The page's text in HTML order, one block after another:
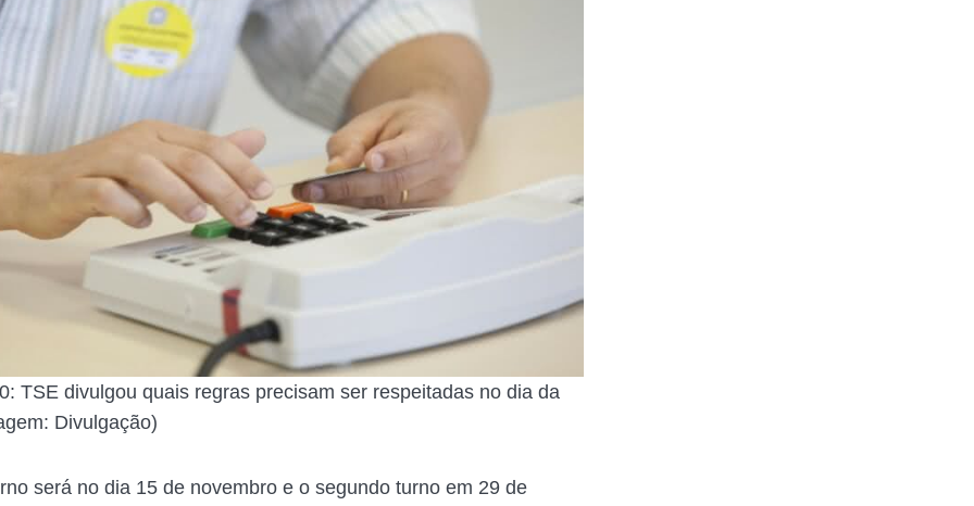
TSE divulgou quais regras precisam ser respeitadas no dia da
Divulgação)
será no dia 15 de novembro e o segundo turno em 29 de